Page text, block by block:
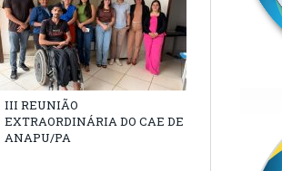
III REUNIÃO
EXTRAORDINÁRIA DO CAE DE
ANAPU/PA